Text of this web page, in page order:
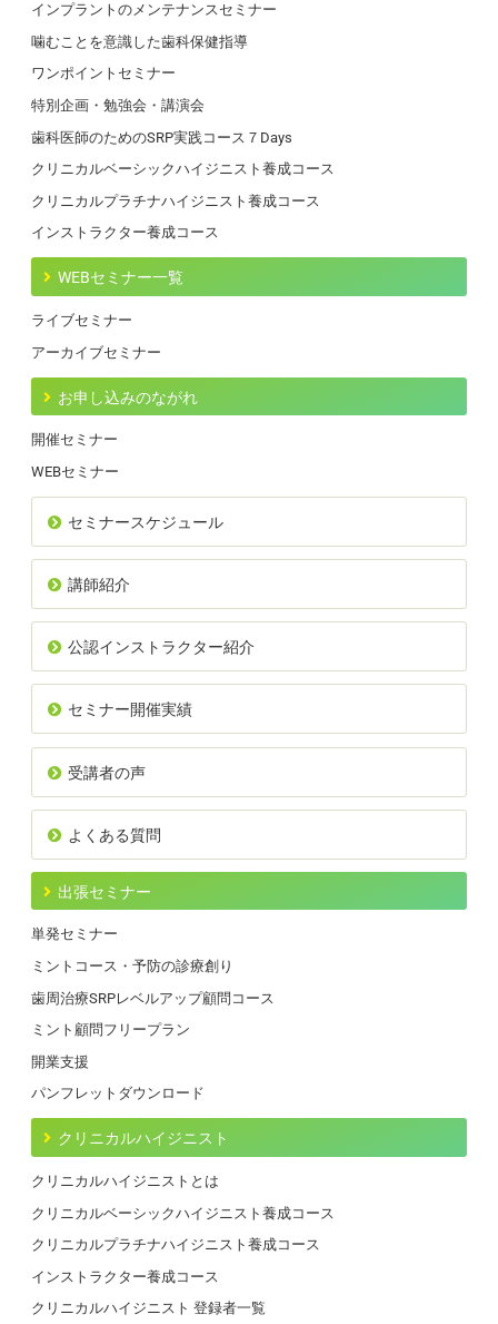
インプラントのメンテナンスセミナー
噛むことを意識した歯科保健指導
ワンポイントセミナー
特別企画・勉強会・講演会
歯科医師のためのSRP実践コース７Days
クリニカルベーシックハイジニスト養成コース
クリニカルプラチナハイジニスト養成コース
インストラクター養成コース
WEBセミナー一覧
ライブセミナー
アーカイブセミナー
お申し込みのながれ
開催セミナー
WEBセミナー
セミナースケジュール
講師紹介
公認インストラクター紹介
セミナー開催実績
受講者の声
よくある質問
出張セミナー
単発セミナー
ミントコース・予防の診療創り
歯周治療SRPレベルアップ顧問コース
ミント顧問フリープラン
開業支援
パンフレットダウンロード
クリニカルハイジニスト
クリニカルハイジニストとは
クリニカルベーシックハイジニスト養成コース
クリニカルプラチナハイジニスト養成コース
インストラクター養成コース
クリニカルハイジニスト 登録者一覧